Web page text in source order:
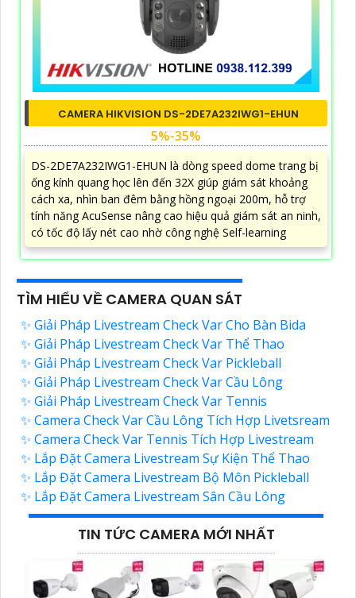
CAMERA HIKVISION DS-2DE7A232IWG1-EHUN
5%-35%
DS-2DE7A232IWG1-EHUN là dòng speed dome trang bị
ống kính quang học lên đến 32X giúp giám sát khoảng
cách xa, nhìn ban đêm bằng hồng ngoại 200m, hỗ trợ
tính năng AcuSense nâng cao hiệu quả giám sát an ninh,
có tốc độ lấy nét cao nhờ công nghệ Self-learning
TÌM HIỂU VỀ CAMERA QUAN SÁT
✨ Giải Pháp Livestream Check Var Cho Bàn Bida
✨ Giải Pháp Livestream Check Var Thể Thao
✨ Giải Pháp Livestream Check Var Pickleball
✨ Giải Pháp Livestream Check Var Cầu Lông
✨ Giải Pháp Livestream Check Var Tennis
✨ Camera Check Var Cầu Lông Tích Hợp Livetsream
✨ Camera Check Var Tennis Tích Hợp Livestream
✨ Lắp Đặt Camera Livestream Sự Kiện Thể Thao
✨ Lắp Đặt Camera Livestream Bộ Môn Pickleball
✨ Lắp Đặt Camera Livestream Sân Cầu Lông
TIN TỨC CAMERA MỚI NHẤT